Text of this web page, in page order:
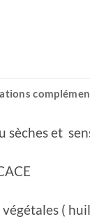
sèches et
végétales (